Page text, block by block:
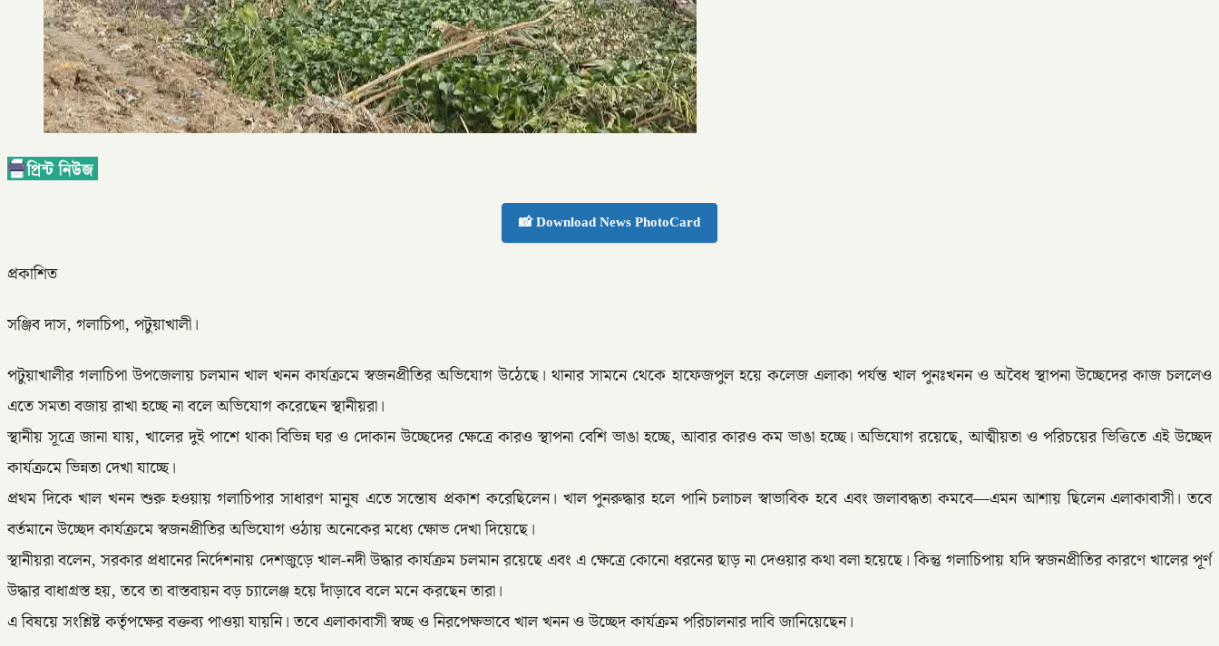
📸 Download News PhotoCard
প্রকাশিত
সঞ্জিব দাস, গলাচিপা, পটুয়াখালী।
পটুয়াখালীর গলাচিপা উপজেলায় চলমান খাল খনন কার্যক্রমে স্বজনপ্রীতির অভিযোগ উঠেছে। থানার সামনে থেকে হাফেজপুল হয়ে কলেজ এলাকা পর্যন্ত খাল পুনঃখনন ও অবৈধ স্থাপনা উচ্ছেদের কাজ চললেও
এতে সমতা বজায় রাখা হচ্ছে না বলে অভিযোগ করেছেন স্থানীয়রা।
স্থানীয় সূত্রে জানা যায়, খালের দুই পাশে থাকা বিভিন্ন ঘর ও দোকান উচ্ছেদের ক্ষেত্রে কারও স্থাপনা বেশি ভাঙা হচ্ছে, আবার কারও কম ভাঙা হচ্ছে। অভিযোগ রয়েছে, আত্মীয়তা ও পরিচয়ের ভিত্তিতে এই উচ্ছেদ
কার্যক্রমে ভিন্নতা দেখা যাচ্ছে।
প্রথম দিকে খাল খনন শুরু হওয়ায় গলাচিপার সাধারণ মানুষ এতে সন্তোষ প্রকাশ করেছিলেন। খাল পুনরুদ্ধার হলে পানি চলাচল স্বাভাবিক হবে এবং জলাবদ্ধতা কমবে—এমন আশায় ছিলেন এলাকাবাসী। তবে
বর্তমানে উচ্ছেদ কার্যক্রমে স্বজনপ্রীতির অভিযোগ ওঠায় অনেকের মধ্যে ক্ষোভ দেখা দিয়েছে।
স্থানীয়রা বলেন, সরকার প্রধানের নির্দেশনায় দেশজুড়ে খাল-নদী উদ্ধার কার্যক্রম চলমান রয়েছে এবং এ ক্ষেত্রে কোনো ধরনের ছাড় না দেওয়ার কথা বলা হয়েছে। কিন্তু গলাচিপায় যদি স্বজনপ্রীতির কারণে খালের পূর্ণ
উদ্ধার বাধাগ্রস্ত হয়, তবে তা বাস্তবায়ন বড় চ্যালেঞ্জ হয়ে দাঁড়াবে বলে মনে করছেন তারা।
এ বিষয়ে সংশ্লিষ্ট কর্তৃপক্ষের বক্তব্য পাওয়া যায়নি। তবে এলাকাবাসী স্বচ্ছ ও নিরপেক্ষভাবে খাল খনন ও উচ্ছেদ কার্যক্রম পরিচালনার দাবি জানিয়েছেন।